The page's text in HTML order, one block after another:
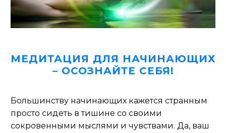
МЕДИТАЦИЯ ДЛЯ НАЧИНАЮЩИХ
– ОСОЗНАЙТЕ СЕБЯ!
Большинству начинающих кажется странным
просто сидеть в тишине со своими
сокровенными мыслями и чувствами. Да, ваш